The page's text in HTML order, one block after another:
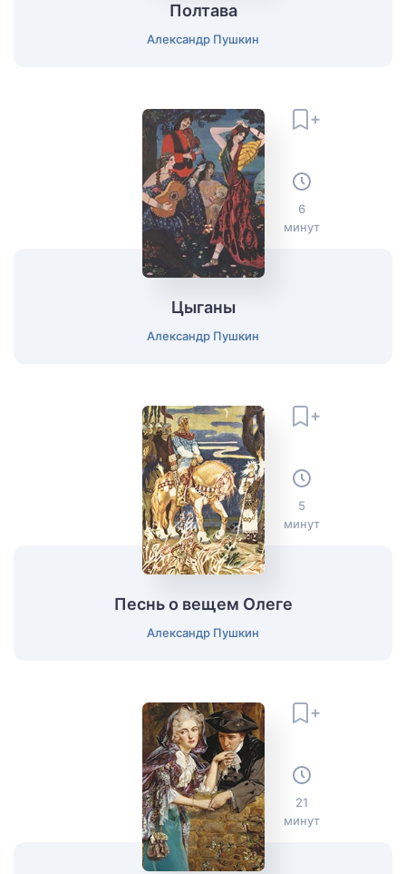
Полтава
Александр Пушкин
6
минут
Цыганы
Александр Пушкин
5
минут
Песнь о вещем Олеге
Александр Пушкин
21
минут